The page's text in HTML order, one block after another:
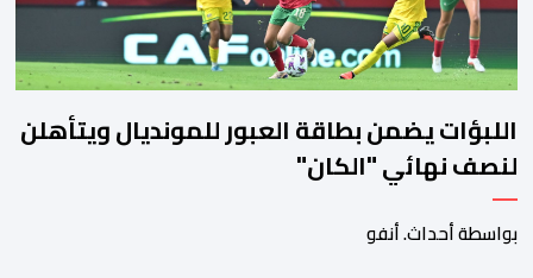
اللبؤات يضمن بطاقة العبور للمونديال ويتأهلن
لنصف نهائي "الكان"
بواسطة أحداث. أنفو